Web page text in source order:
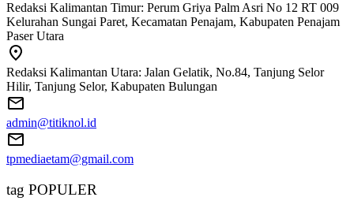
Redaksi Kalimantan Timur: Perum Griya Palm Asri No 12 RT 009
Kelurahan Sungai Paret, Kecamatan Penajam, Kabupaten Penajam
Paser Utara
Redaksi Kalimantan Utara: Jalan Gelatik, No.84, Tanjung Selor
Hilir, Tanjung Selor, Kabupaten Bulungan
admin@titiknol.id
tpmediaetam@gmail.com
tag POPULER